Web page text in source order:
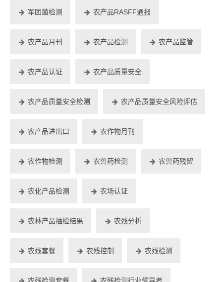
军团菌检测 农产品RASFF通报
农产品月刊 农产品检测 农产品监管
农产品认证 农产品质量安全
农产品质量安全检测 农产品质量安全风险评估
农产品进出口 农作物月刊
农作物检测 农兽药检测 农兽药残留
农化产品检测 农场认证
农林产品抽检结果 农残分析
农残套餐 农残控制 农残检测